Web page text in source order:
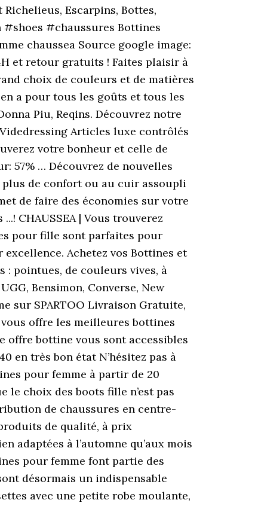
Escarpins, Bottes,
#shoes #chaussures Bottines
chaussea Source google image:
et retour gratuits ! Faites plaisir à
choix de couleurs et de matières
a pour tous les goûts et tous les
Piu, Reqins. Découvrez notre
Articles luxe contrôlés
votre bonheur et celle de
57% … Découvrez de nouvelles
de confort ou au cuir assoupli
de faire des économies sur votre
CHAUSSEA | Vous trouverez
pour fille sont parfaites pour
Achetez vos Bottines et
: pointues, de couleurs vives, à
Bensimon, Converse, New
sur SPARTOO Livraison Gratuite,
offre les meilleures bottines
offre bottine vous sont accessibles
en très bon état N’hésitez pas à
pour femme à partir de 20
le choix des boots fille n’est pas
de chaussures en centre-
de qualité, à prix
adaptées à l’automne qu’aux mois
pour femme font partie des
désormais un indispensable
avec une petite robe moulante,